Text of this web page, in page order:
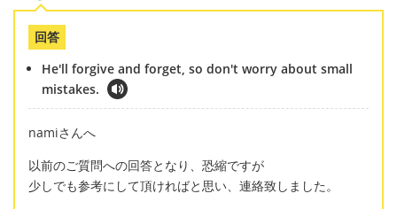
回答
He'll forgive and forget, so don't worry about small
mistakes.
namiさんへ
以前のご質問への回答となり、恐縮ですが
少しでも参考にして頂ければと思い、連絡致しました。